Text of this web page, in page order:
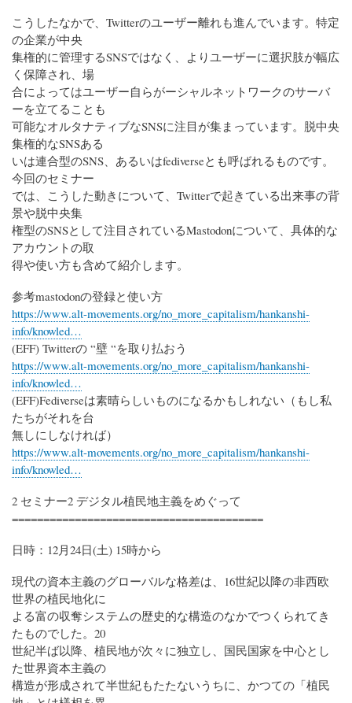
こうしたなかで、Twitterのユーザー離れも進んでいます。特定
の企業が中央
集権的に管理するSNSではなく、よりユーザーに選択肢が幅広
く保障され、場
合によってはユーザー自らがーシャルネットワークのサーバ
ーを立てることも
可能なオルタナティブなSNSに注目が集まっています。脱中央
集権的なSNSある
いは連合型のSNS、あるいはfediverseとも呼ばれるものです。
今回のセミナー
では、こうした動きについて、Twitterで起きている出来事の背
景や脱中央集
権型のSNSとして注目されているMastodonについて、具体的な
アカウントの取
得や使い方も含めて紹介します。
参考mastodonの登録と使い方
https://www.alt-movements.org/no_more_capitalism/hankanshi-
info/knowled…
(EFF) Twitterの “壁 “を取り払おう
https://www.alt-movements.org/no_more_capitalism/hankanshi-
info/knowled…
(EFF)Fediverseは素晴らしいものになるかもしれない（もし私
たちがそれを台
無しにしなければ）
https://www.alt-movements.org/no_more_capitalism/hankanshi-
info/knowled…
2 セミナー2 デジタル植民地主義をめぐって
========================================
日時：12月24日(土) 15時から
現代の資本主義のグローバルな格差は、16世紀以降の非西欧
世界の植民地化に
よる富の収奪システムの歴史的な構造のなかでつくられてき
たものでした。20
世紀半ば以降、植民地が次々に独立し、国民国家を中心とし
た世界資本主義の
構造が形成されて半世紀もたたないうちに、かつての「植民